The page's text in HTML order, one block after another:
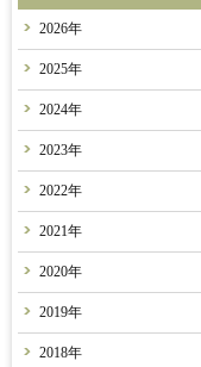
2026年
2025年
2024年
2023年
2022年
2021年
2020年
2019年
2018年